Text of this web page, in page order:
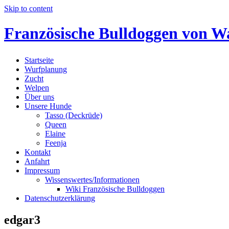
Skip to content
Französische Bulldoggen von
Startseite
Wurfplanung
Zucht
Welpen
Über uns
Unsere Hunde
Tasso (Deckrüde)
Queen
Elaine
Feenja
Kontakt
Anfahrt
Impressum
Wissenswertes/Informationen
Wiki Französische Bulldoggen
Datenschutzerklärung
edgar3